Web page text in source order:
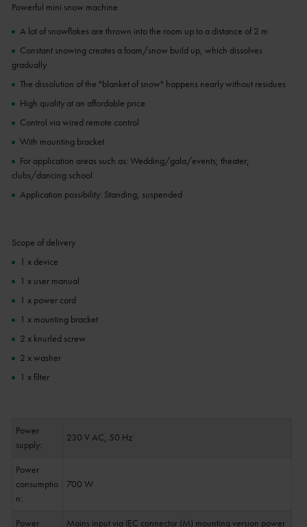
Powerful mini snow machine
A lot of snowflakes are thrown into the room up to a distance of 2 m
Constant snowing creates a foam/snow build up, which dissolves
gradually
The dissolution of the "blanket of snow" happens nearly without residues
High quality at an affordable price
Control via wired remote control
With mounting bracket
For application areas such as: Wedding/gala/events; theater;
clubs/dancing school
Application possibility: Standing; suspended
Scope of delivery
1 x device
1 x user manual
1 x power cord
1 x mounting bracket
2 x knurled screw
2 x washer
1 x filter
Power
supply:
230 V AC, 50 Hz
Power
consumptio
n:
700 W
Power
Mains input via IEC connector (M) mounting version power